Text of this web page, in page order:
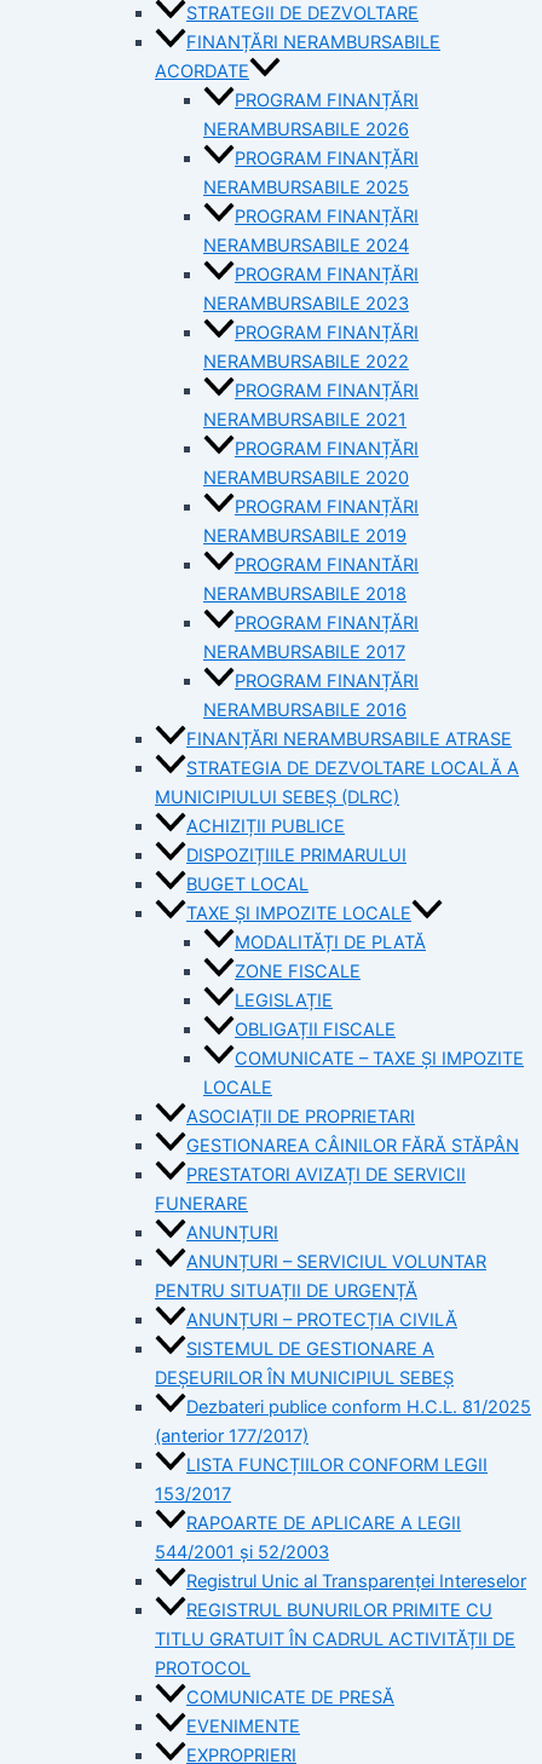
STRATEGII DE DEZVOLTARE
FINANȚĂRI NERAMBURSABILE
ACORDATE
PROGRAM FINANȚĂRI
NERAMBURSABILE 2026
PROGRAM FINANȚĂRI
NERAMBURSABILE 2025
PROGRAM FINANȚĂRI
NERAMBURSABILE 2024
PROGRAM FINANȚĂRI
NERAMBURSABILE 2023
PROGRAM FINANȚĂRI
NERAMBURSABILE 2022
PROGRAM FINANȚĂRI
NERAMBURSABILE 2021
PROGRAM FINANȚĂRI
NERAMBURSABILE 2020
PROGRAM FINANȚĂRI
NERAMBURSABILE 2019
PROGRAM FINANTĂRI
NERAMBURSABILE 2018
PROGRAM FINANȚĂRI
NERAMBURSABILE 2017
PROGRAM FINANȚĂRI
NERAMBURSABILE 2016
FINANȚĂRI NERAMBURSABILE ATRASE
STRATEGIA DE DEZVOLTARE LOCALĂ A
MUNICIPIULUI SEBEȘ (DLRC)
ACHIZIȚII PUBLICE
DISPOZIȚIILE PRIMARULUI
BUGET LOCAL
TAXE ȘI IMPOZITE LOCALE
MODALITĂȚI DE PLATĂ
ZONE FISCALE
LEGISLAȚIE
OBLIGAȚII FISCALE
COMUNICATE – TAXE ȘI IMPOZITE
LOCALE
ASOCIAȚII DE PROPRIETARI
GESTIONAREA CÂINILOR FĂRĂ STĂPÂN
PRESTATORI AVIZAȚI DE SERVICII
FUNERARE
ANUNȚURI
ANUNȚURI – SERVICIUL VOLUNTAR
PENTRU SITUAȚII DE URGENȚĂ
ANUNȚURI – PROTECȚIA CIVILĂ
SISTEMUL DE GESTIONARE A
DEȘEURILOR ÎN MUNICIPIUL SEBEȘ
Dezbateri publice conform H.C.L. 81/2025
(anterior 177/2017)
LISTA FUNCȚIILOR CONFORM LEGII
153/2017
RAPOARTE DE APLICARE A LEGII
544/2001 și 52/2003
Registrul Unic al Transparenței Intereselor
REGISTRUL BUNURILOR PRIMITE CU
TITLU GRATUIT ÎN CADRUL ACTIVITĂȚII DE
PROTOCOL
COMUNICATE DE PRESĂ
EVENIMENTE
EXPROPRIERI